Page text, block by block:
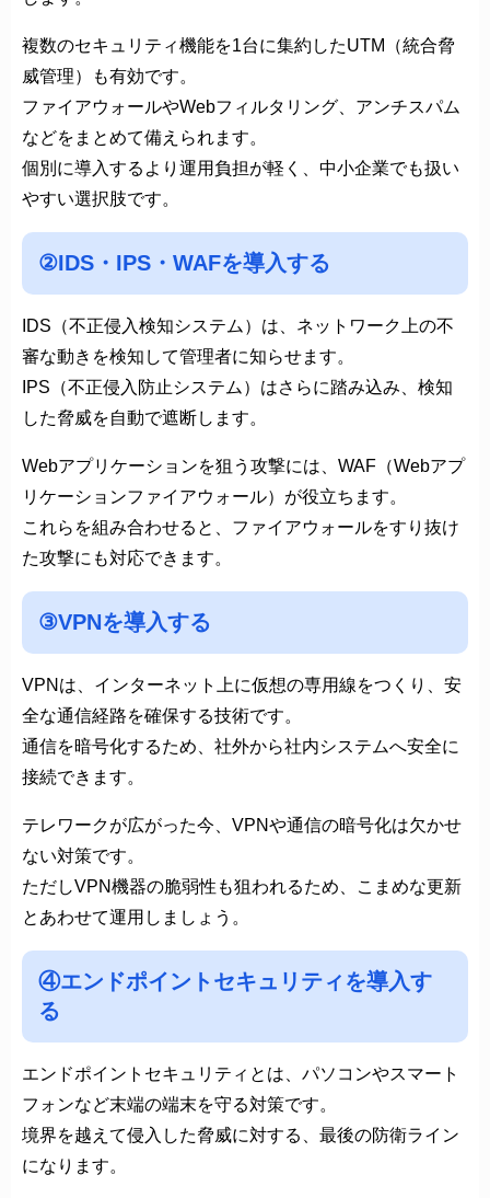
複数のセキュリティ機能を1台に集約したUTM（統合脅
威管理）も有効です。
ファイアウォールやWebフィルタリング、アンチスパム
などをまとめて備えられます。
個別に導入するより運用負担が軽く、中小企業でも扱い
やすい選択肢です。
②IDS・IPS・WAFを導入する
IDS（不正侵入検知システム）は、ネットワーク上の不
審な動きを検知して管理者に知らせます。
IPS（不正侵入防止システム）はさらに踏み込み、検知
した脅威を自動で遮断します。
Webアプリケーションを狙う攻撃には、WAF（Webアプ
リケーションファイアウォール）が役立ちます。
これらを組み合わせると、ファイアウォールをすり抜け
た攻撃にも対応できます。
③VPNを導入する
VPNは、インターネット上に仮想の専用線をつくり、安
全な通信経路を確保する技術です。
通信を暗号化するため、社外から社内システムへ安全に
接続できます。
テレワークが広がった今、VPNや通信の暗号化は欠かせ
ない対策です。
ただしVPN機器の脆弱性も狙われるため、こまめな更新
とあわせて運用しましょう。
④エンドポイントセキュリティを導入す
る
エンドポイントセキュリティとは、パソコンやスマート
フォンなど末端の端末を守る対策です。
境界を越えて侵入した脅威に対する、最後の防衛ライン
になります。